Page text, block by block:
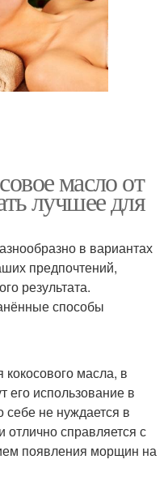
масло от
лучшее для
в вариантах
предпочтений,
результата.
способы
масла, в
его использование в
не нуждается в
отлично справляется с
появления морщин на